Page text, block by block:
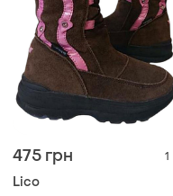
475 грн 1
Lico